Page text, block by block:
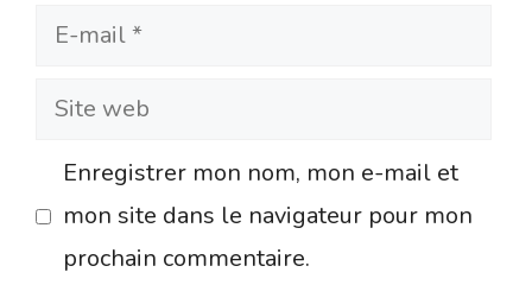
E-
Site
Enregistrer mon nom, mon e-mail et
mon site dans le navigateur pour mon
prochain commentaire.